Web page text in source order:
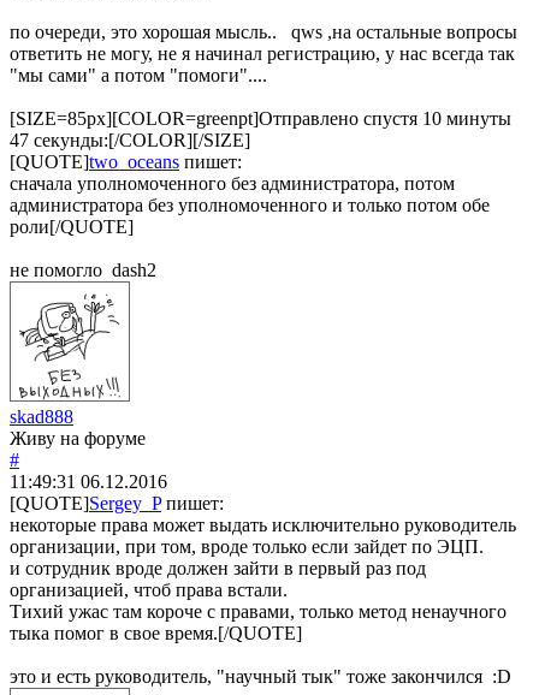
по очереди, это хорошая мысль.. qws ,на остальные вопросы
ответить не могу, не я начинал регистрацию, у нас всегда так
"мы сами" а потом "помоги"....
[SIZE=85px][COLOR=greenpt]Отправлено спустя 10 минуты
47 секунды:[/COLOR][/SIZE]
[QUOTE]two_oceans пишет:
сначала уполномоченного без администратора, потом
администратора без уполномоченного и только потом обе
роли[/QUOTE]
не помогло dash2
skad888
Живу на форуме
#
11:49:31 06.12.2016
[QUOTE]Sergey_Pпишет:
некоторые права может выдать исключительно руководитель
организации, при том, вроде только если зайдет по ЭЦП.
и сотрудник вроде должен зайти в первый раз под
организацией, чтоб права встали.
Тихий ужас там короче с правами, только метод ненаучного
тыка помог в свое время.[/QUOTE]
это и есть руководитель, "научный тык" тоже закончился :D